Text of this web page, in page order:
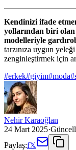
Kendinizi ifade
yollarından biri
modelleriyle
tarzınıza uygun
zenginleştirmek için
#erkek#giyim#moda#
Nehir Karaoğlan
24 Mart 2025·
Paylaş:f𝕏